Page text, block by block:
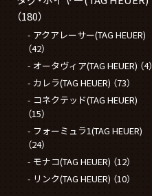
（180）
アクアレーサー(TAG HEUER)
（42）
オータヴィア(TAG HEUER) （4）
カレラ(TAG HEUER) （73）
コネクテッド(TAG HEUER)
（15）
フォーミュラ1(TAG HEUER)
（24）
モナコ(TAG HEUER) （12）
リンク(TAG HEUER) （10）